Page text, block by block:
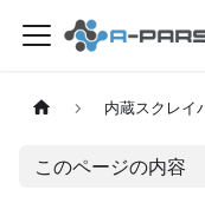
内蔵スクレイ
このページの内容